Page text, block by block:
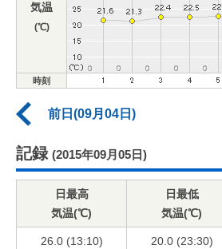
気温
(℃)
時刻
前日(09月04日)
記録 (2015年09月05日)
日最高
気温(℃)
日最低
気温(℃)
26.0 (13:10) 20.0 (23:30)